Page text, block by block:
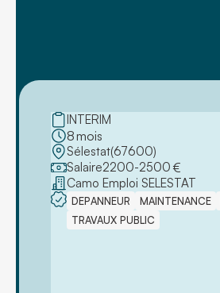
INTERIM
8mois
Sélestat(67600)
Salaire2200-2500 €
Camo Emploi SELESTAT
DEPANNEUR MAINTENANCE
TRAVAUX PUBLIC